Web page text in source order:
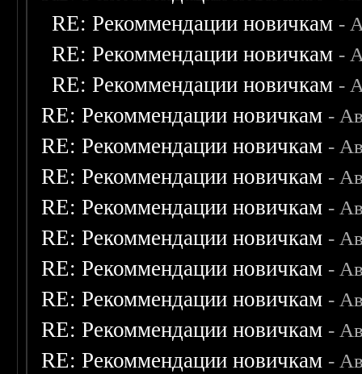
RE: Рекоммендации новичкам -
RE: Рекоммендации новичкам -
RE: Рекоммендации новичкам -
RE: Рекоммендации новичкам -
RE: Рекоммендации новичкам -
RE: Рекоммендации новичкам -
RE: Рекоммендации новичкам -
RE: Рекоммендации новичкам -
RE: Рекоммендации новичкам -
RE: Рекоммендации новичкам -
RE: Рекоммендации новичкам -
RE: Рекоммендации новичкам -